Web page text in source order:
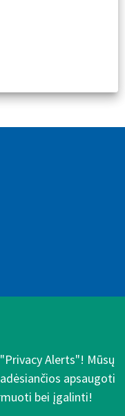
Alerts"! Mūsų
apsaugoti
bei įgalinti!